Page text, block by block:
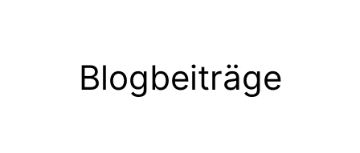
Blogbeiträge